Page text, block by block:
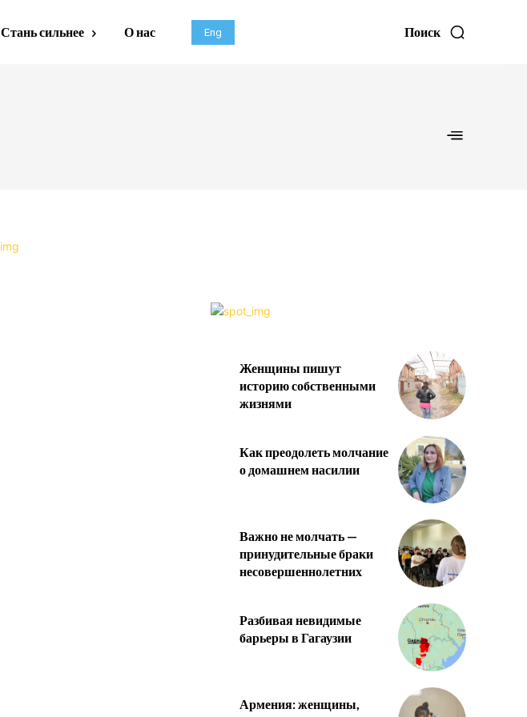
Стань сильнее О нас Eng Поиск
Женщины пишут
историю собственными
жизнями
Как преодолеть молчание
о домашнем насилии
Важно не молчать —
принудительные браки
несовершеннолетних
Разбивая невидимые
барьеры в Гагаузии
Армения: женщины,